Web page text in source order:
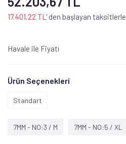
17.401,22 TL ' den başlayan taksitlerle
Havale ile Fiyatı
Ürün Seçenekleri
Standart
7MM - NO:3 / M 7MM - NO:5 / XL